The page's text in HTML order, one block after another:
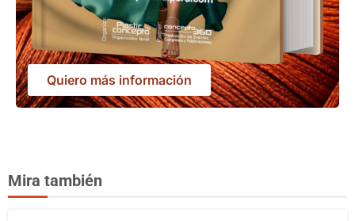
Quiero más información
Mira también